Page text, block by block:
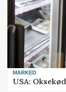
MARKED
USA: